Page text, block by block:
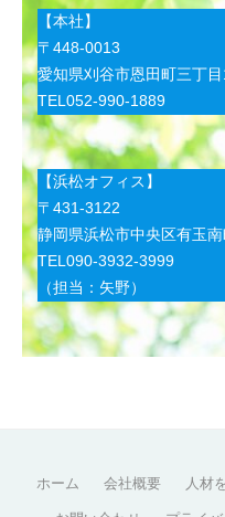
【本社】
〒448-0013
愛知県刈谷市恩田町三丁
TEL052-990-1889
【浜松オフィス】
〒431-3122
静岡県浜松市中央区有玉南
TEL090-3932-3999
（担当：矢野）
ホーム 会社概要 人材